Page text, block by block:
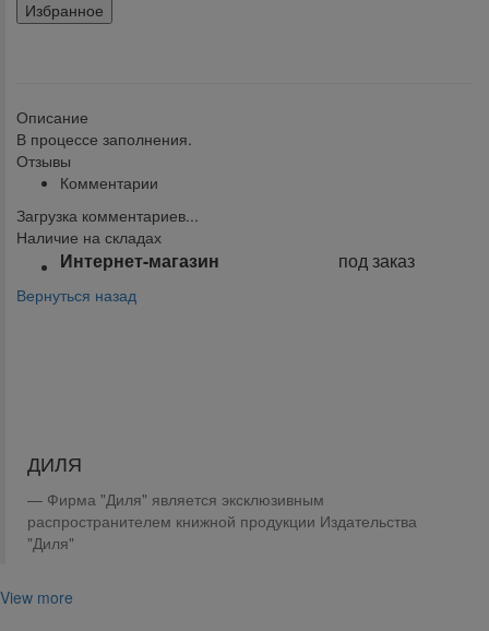
Избранное
Описание
В процессе заполнения.
Отзывы
Комментарии
Загрузка комментариев...
Наличие на складах
Интернет-магазин под заказ
Вернуться назад
ДИЛЯ
Фирма "Диля" является эксклюзивным
распространителем книжной продукции Издательства
"Диля"
View more